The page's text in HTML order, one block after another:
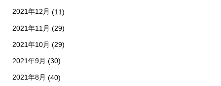
2021年12月 (11)
2021年11月 (29)
2021年10月 (29)
2021年9月 (30)
2021年8月 (40)